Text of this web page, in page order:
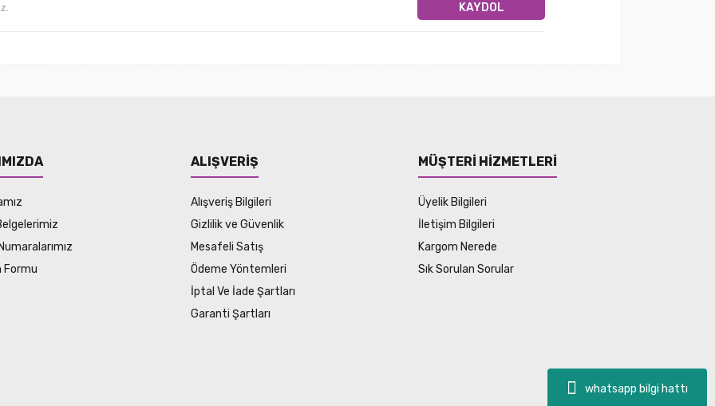
whatsapp bilgi hattı
KAYDOL
Formu
ALIŞVERİŞ
Alışveriş Bilgileri
Gizlilik ve Güvenlik
Mesafeli Satış
Ödeme Yöntemleri
İptal Ve İade Şartları
Garanti Şartları
MÜŞTERİ HİZMETLERİ
Üyelik Bilgileri
İletişim Bilgileri
Kargom Nerede
Sık Sorulan Sorular